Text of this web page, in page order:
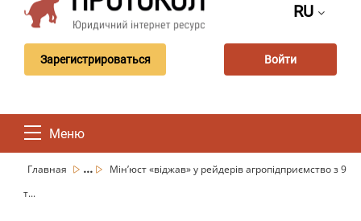
RU
Зарегистрироваться Войти
Меню
Главная ...
Мін’юст «віджав» у рейдерів агропідприємство з 9
т...